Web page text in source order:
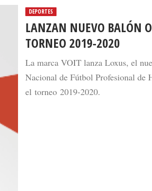
DEPORTES
LANZAN NUEVO BALÓN
TORNEO 2019-2020
La marca VOIT lanza Loxus, el
Nacional de Fútbol Profesional de
el torneo 2019-2020.